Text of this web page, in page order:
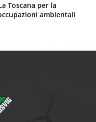
Toscana per la
ambientali